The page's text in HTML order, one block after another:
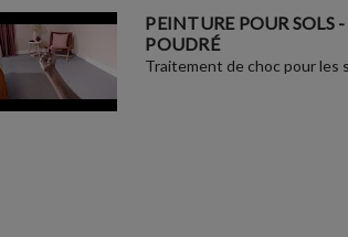
PEINTURE POUR
POUDRÉ
Traitement de choc pour les